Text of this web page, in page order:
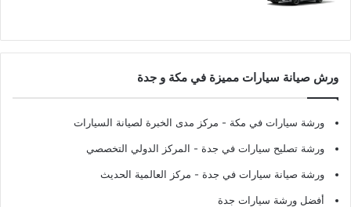
ورش صيانة سيارات مميزة في مكة و جدة
ورشة سيارات في مكة - مركز مدى الخبرة لصيانة السيارات
ورشة تصليح سيارات في جدة - المركز الدولي التخصصي
ورشة صيانة سيارات في جدة - مركز العالمية الحديث
أفضل ورشة سيارات جدة